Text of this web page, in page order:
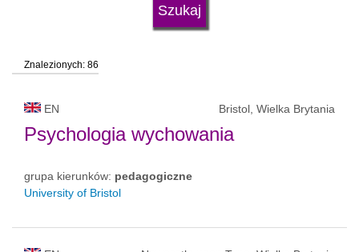
status uczelni
Znalezionych: 86
EN Bristol, Wielka Brytania
Psychologia wychowania
grupa kierunków: pedagogiczne
University of Bristol